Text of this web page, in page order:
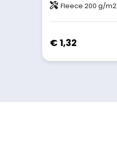
Fleece 200 g/m2
€ 1,32